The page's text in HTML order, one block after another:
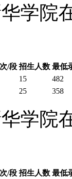
学院
/段 招生人数 最低
15
482
25 358
学院
/段 招生人数 最低